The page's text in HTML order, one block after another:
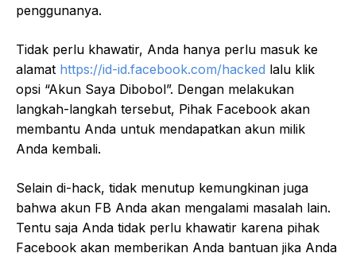
penggunanya.
Tidak perlu khawatir, Anda hanya perlu masuk ke
alamat https://id-id.facebook.com/hacked lalu klik
opsi “Akun Saya Dibobol”. Dengan melakukan
langkah-langkah tersebut, Pihak Facebook akan
membantu Anda untuk mendapatkan akun milik
Anda kembali.
Selain di-hack, tidak menutup kemungkinan juga
bahwa akun FB Anda akan mengalami masalah lain.
Tentu saja Anda tidak perlu khawatir karena pihak
Facebook akan memberikan Anda bantuan jika Anda